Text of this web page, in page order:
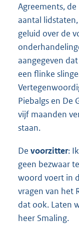
Agreements, de
aantal
geluid over de
aangegeven
een flinke
Piebalgs en De
vijf maanden
staan.
De voorzitter:
geen bezwaar
woord voert in
vragen van het
dat ook. Laten
heer Smaling.